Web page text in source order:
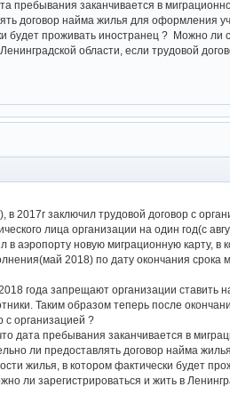
пребывания заканчивается в
договор найма жилья для оформления
будет проживать иностранец ? Можно
области, если трудовой
2017г заключил трудовой договор с
лица организации на один год(с
аэропорту новую миграционную карту, в
2018) по дату окончания срока
года запрещают организации ставить
Таким образом теперь после
с организацией ?
дата пребывания заканчивается в
ли предоставлять договор найма
жилья, в котором фактически будет
зарегистрироваться и жить в